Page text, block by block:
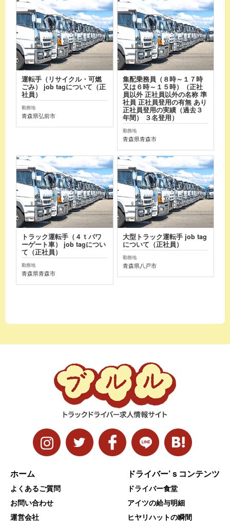
運転手（リサイクル・可燃
ごみ） job tagについて（正
社員）
勤務地
青森県弘前市
集配乗務員（８時～１７時
又は６時～１５時）（正社
員以外 正社員以外の名称 準
社員 正社員登用の有無 あり
正社員登用の実績（過去３
年間） ３名登用）
勤務地
青森県青森市
トラック運転手（４ｔパワ
ーゲート車） job tagについ
て（正社員）
勤務地
青森県青森市
大型トラック運転手 job tag
について（正社員）
勤務地
青森県八戸市
ホーム
よくあるご質問
お問い合わせ
運営会社
ドライバー’ｓコンテンツ
ドライバー食堂
アイツの給与明細
ヒヤリハットの瞬間